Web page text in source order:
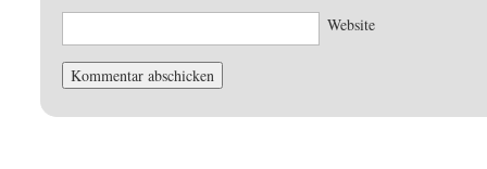
Website